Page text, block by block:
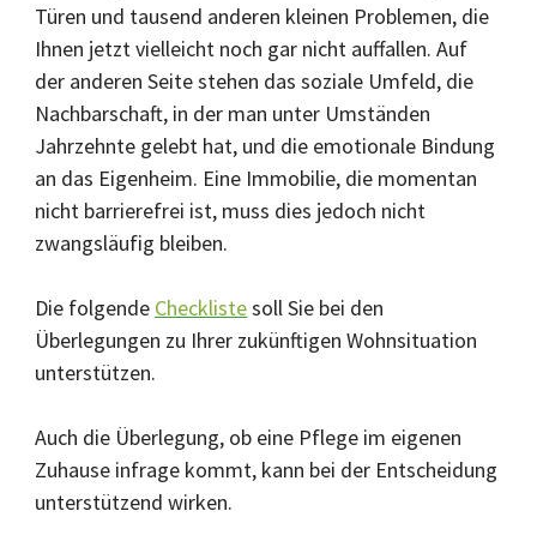
Türen und tausend anderen kleinen Problemen, die
Ihnen jetzt vielleicht noch gar nicht auffallen. Auf
der anderen Seite stehen das soziale Umfeld, die
Nachbarschaft, in der man unter Umständen
Jahrzehnte gelebt hat, und die emotionale Bindung
an das Eigenheim. Eine Immobilie, die momentan
nicht barrierefrei ist, muss dies jedoch nicht
zwangsläufig bleiben.
Die folgende Checklistesoll Sie bei den
Überlegungen zu Ihrer zukünftigen Wohnsituation
unterstützen.
Auch die Überlegung, ob eine Pflege im eigenen
Zuhause infrage kommt, kann bei der Entscheidung
unterstützend wirken.